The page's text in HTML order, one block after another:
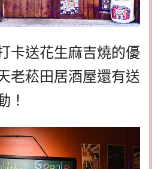
卡送花生麻吉燒的優
老菘田居酒屋還有送
！